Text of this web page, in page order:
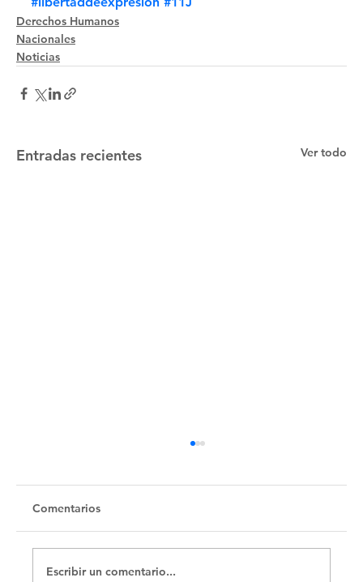
Derechos Humanos
Nacionales
Noticias
Entradas recientes Ver todo
Untitled
Comentarios
Escribir un comentario...